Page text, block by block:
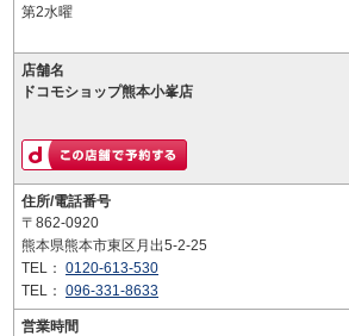
第2水曜
店舗名
ドコモショップ熊本小峯店
住所/電話番号
〒862-0920
熊本県熊本市東区月出5-2-25
TEL： 0120-613-530
TEL： 096-331-8633
営業時間